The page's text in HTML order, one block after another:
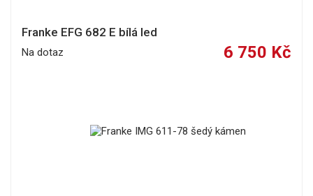
Franke EFG 682 E bílá led
Na dotaz 6 750 Kč